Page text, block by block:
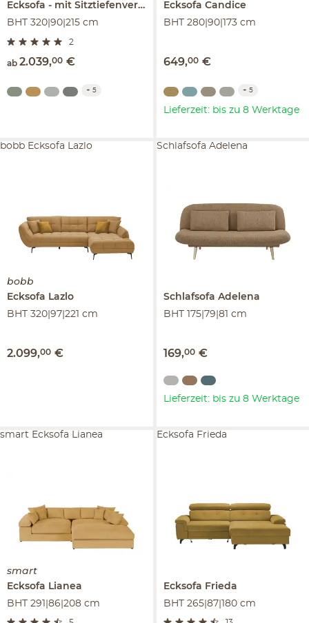
Ecksofa mit Sitztiefenverstellung
Carly
BHT 320|90|215 cm
2
ab 2.039,00 €
+ 5
Ecksofa Candice
BHT 280|90|173 cm
649,00 €
+ 5
Lieferzeit: bis zu 8 Werktage
bobb
Ecksofa Lazlo
BHT 320|97|221 cm
2.099,00 €
bobb Ecksofa Lazlo
Schlafsofa Adelena
BHT 175|79|81 cm
169,00 €
Schlafsofa Adelena
Lieferzeit: bis zu 8 Werktage
smart
Ecksofa Lianea
BHT 291|86|208 cm
smart Ecksofa Lianea
Ecksofa Frieda
BHT 265|87|180 cm
Ecksofa Frieda